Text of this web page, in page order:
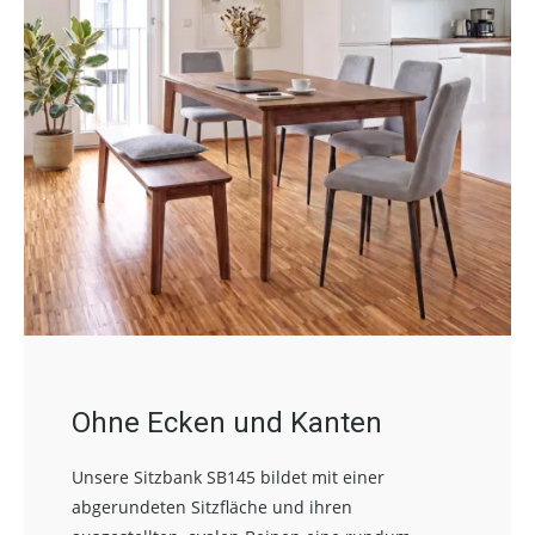
Ohne Ecken und Kanten
Unsere Sitzbank SB145 bildet mit einer
abgerundeten Sitzfläche und ihren